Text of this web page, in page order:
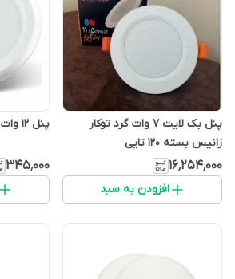
پنل بک لایت 7 وات گرد توکار
زانیس بسته 120 تایی
۱۶٬۲۵۴٬۰۰۰
افزودن به سبد
پنل 12 وات توکار گرد دور شیشه
۳۴۵٬۰۰۰